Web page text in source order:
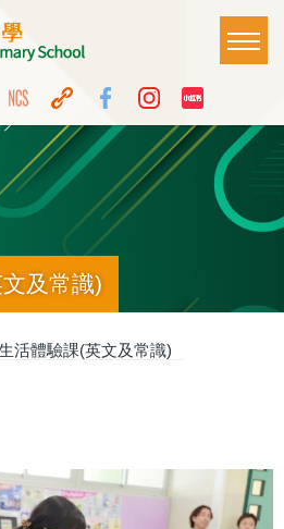
Top
Media
Icon
Button
Language
switcher
Main
及常識)
活體驗課(英文及常識)